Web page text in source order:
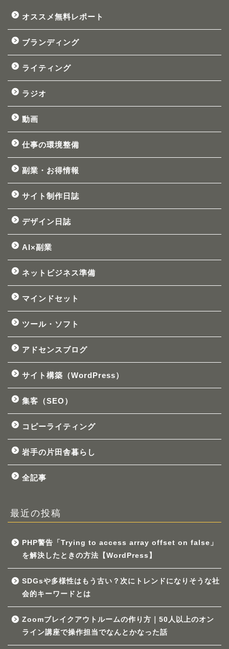
オススメ無料レポート
ブランディング
ライティング
ラジオ
動画
仕事の環境整備
副業・お得情報
サイト制作日誌
デザイン日誌
AI×副業
ネットビジネス準備
マインドセット
ツール・ソフト
アドセンスブログ
サイト構築（WordPress）
集客（SEO）
コピーライティング
岩手の片田舎暮らし
全記事
最近の投稿
PHP警告「Trying to access array offset on false」
を解決したときの方法【WordPress】
SDGsや多様性はもう古い？次にトレンドになりそうな社
会的キーワードとは
Zoomブレイクアウトルームの作り方｜50人以上のオン
ライン講座で操作担当でなんとかなった話